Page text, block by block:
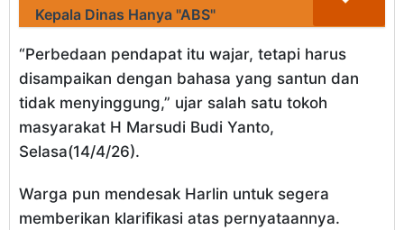
Kepala Dinas Hanya "ABS"
“Perbedaan pendapat itu wajar, tetapi harus
disampaikan dengan bahasa yang santun dan
tidak menyinggung,” ujar salah satu tokoh
masyarakat H Marsudi Budi Yanto,
Selasa(14/4/26).
Warga pun mendesak Harlin untuk segera
memberikan klarifikasi atas pernyataannya.